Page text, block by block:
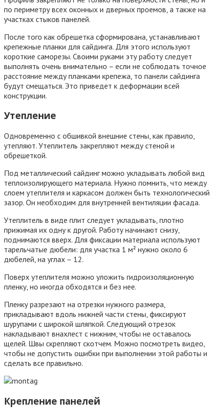
по периметру всех оконных и дверных проемов, а также на
участках стыков панелей.
После того как обрешетка сформирована, устанавливают
крепежные планки для сайдинга. Для этого используют
короткие саморезы. Своими руками эту работу следует
выполнять очень внимательно – если не соблюдать точное
расстояние между планками крепежа, то панели сайдинга
будут смещаться. Это приведет к деформации всей
конструкции.
Утепление
Одновременно с обшивкой внешние стены, как правило,
утепляют. Утеплитель закрепляют между стеной и
обрешеткой.
Под металлический сайдинг можно укладывать любой вид
теплоизолирующего материала. Нужно помнить, что между
слоем утеплителя и каркасом должен быть технологический
зазор. Он необходим для внутренней вентиляции фасада.
Утеплитель в виде плит следует укладывать, плотно
прижимая их одну к другой. Работу начинают снизу,
поднимаются вверх. Для фиксации материала используют
тарельчатые дюбели: для участка 1 м² нужно около 6
дюбелей, на углах – 12.
Поверх утеплителя можно уложить гидроизоляционную
пленку, но иногда обходятся и без нее.
Пленку разрезают на отрезки нужного размера,
прикладывают вдоль нижней части стены, фиксируют
шурупами с широкой шляпкой. Следующий отрезок
накладывают внахлест с нижним, чтобы не оставалось
щелей. Швы скрепляют скотчем. Можно посмотреть видео,
чтобы не допустить ошибки при выполнении этой работы и
сделать все правильно.
Крепление панелей